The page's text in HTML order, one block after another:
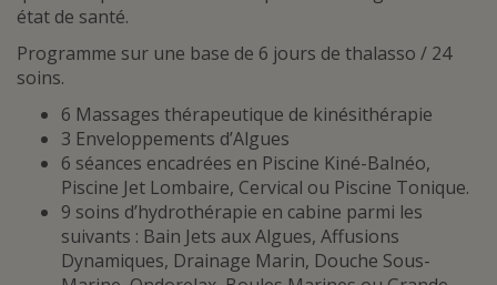
état de santé.
Programme sur une base de 6 jours de thalasso / 24
soins.
6 Massages thérapeutique de kinésithérapie
3 Enveloppements d’Algues
6 séances encadrées en Piscine Kiné-Balnéo,
Piscine Jet Lombaire, Cervical ou Piscine Tonique.
9 soins d’hydrothérapie en cabine parmi les
suivants : Bain Jets aux Algues, Affusions
Dynamiques, Drainage Marin, Douche Sous-